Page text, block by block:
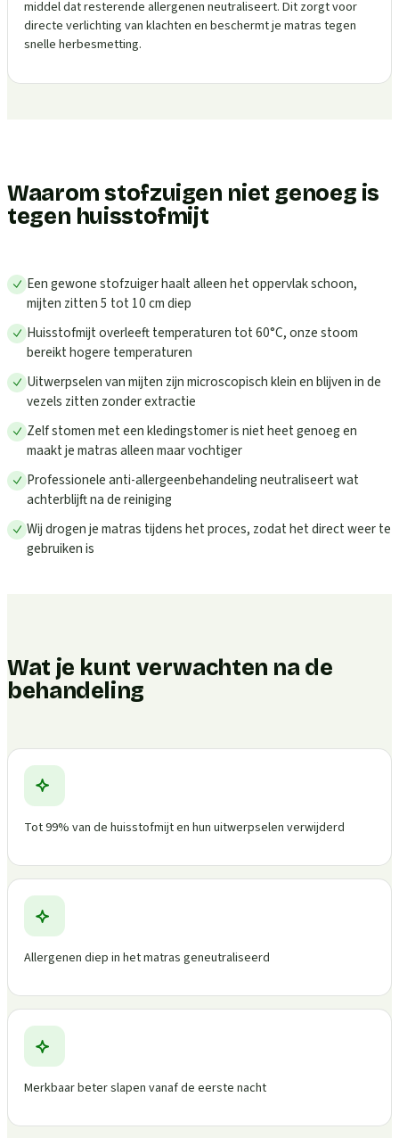
middel dat resterende allergenen neutraliseert. Dit zorgt voor
directe verlichting van klachten en beschermt je matras tegen
snelle herbesmetting.
Waarom stofzuigen niet genoeg is
tegen huisstofmijt
Een gewone stofzuiger haalt alleen het oppervlak schoon,
mijten zitten 5 tot 10 cm diep
Huisstofmijt overleeft temperaturen tot 60°C, onze stoom
bereikt hogere temperaturen
Uitwerpselen van mijten zijn microscopisch klein en blijven in de
vezels zitten zonder extractie
Zelf stomen met een kledingstomer is niet heet genoeg en
maakt je matras alleen maar vochtiger
Professionele anti-allergeenbehandeling neutraliseert wat
achterblijft na de reiniging
Wij drogen je matras tijdens het proces, zodat het direct weer te
gebruiken is
Wat je kunt verwachten na de
behandeling
Tot 99% van de huisstofmijt en hun uitwerpselen verwijderd
Allergenen diep in het matras geneutraliseerd
Merkbaar beter slapen vanaf de eerste nacht